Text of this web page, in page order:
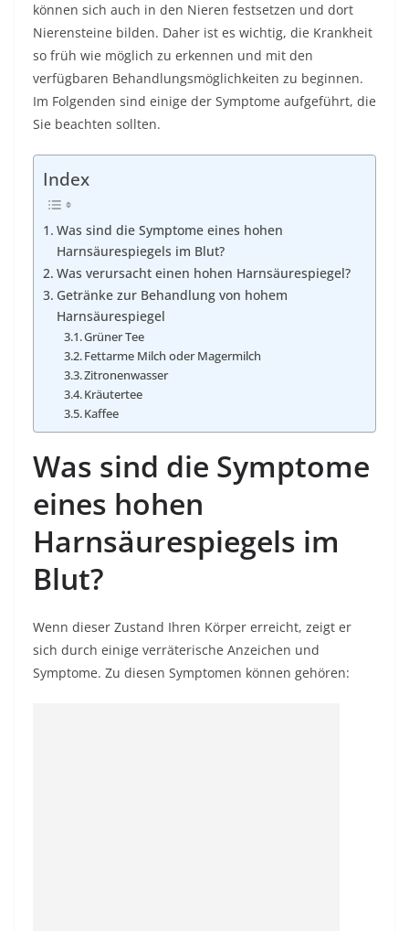
können sich auch in den Nieren festsetzen und dort
Nierensteine ​​bilden. Daher ist es wichtig, die Krankheit
so früh wie möglich zu erkennen und mit den
verfügbaren Behandlungsmöglichkeiten zu beginnen.
Im Folgenden sind einige der Symptome aufgeführt, die
Sie beachten sollten.
Index
Was sind die Symptome eines hohen
Harnsäurespiegels im Blut?
Was verursacht einen hohen Harnsäurespiegel?
Getränke zur Behandlung von hohem
Harnsäurespiegel
Grüner Tee
Fettarme Milch oder Magermilch
Zitronenwasser
Kräutertee
Kaffee
Was sind die Symptome
eines hohen
Harnsäurespiegels im
Blut?
Wenn dieser Zustand Ihren Körper erreicht, zeigt er
sich durch einige verräterische Anzeichen und
Symptome. Zu diesen Symptomen können gehören: